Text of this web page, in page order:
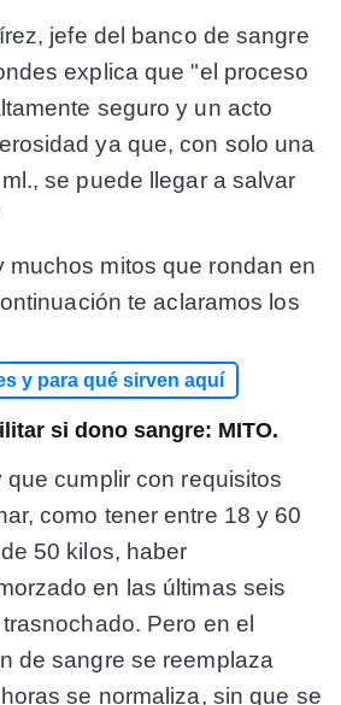
, jefe del banco de sangre
explica que "el proceso
seguro y un acto
ya que, con solo una
se puede llegar a salvar
muchos mitos que rondan en
te aclaramos los
y para qué sirven aquí
si dono sangre: MITO.
cumplir con requisitos
como tener entre 18 y 60
50 kilos, haber
en las últimas seis
Pero en el
de sangre se reemplaza
se normaliza, sin que se